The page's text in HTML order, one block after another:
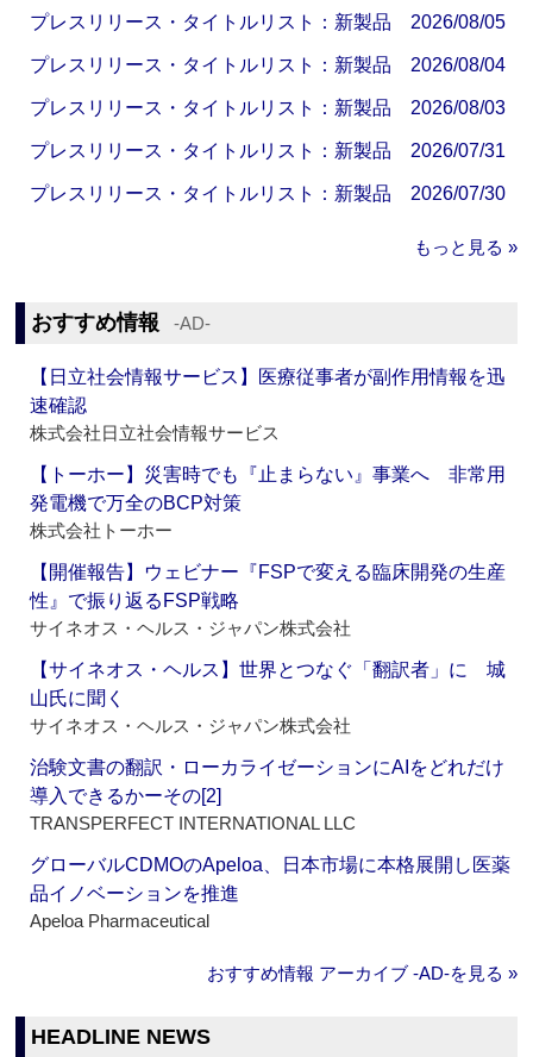
プレスリリース・タイトルリスト：新製品 2026/08/05
プレスリリース・タイトルリスト：新製品 2026/08/04
プレスリリース・タイトルリスト：新製品 2026/08/03
プレスリリース・タイトルリスト：新製品 2026/07/31
プレスリリース・タイトルリスト：新製品 2026/07/30
もっと見る »
おすすめ情報 ‐AD‐
【日立社会情報サービス】医療従事者が副作用情報を迅
速確認
株式会社日立社会情報サービス
【トーホー】災害時でも『止まらない』事業へ 非常用
発電機で万全のBCP対策
株式会社トーホー
【開催報告】ウェビナー『FSPで変える臨床開発の生産
性』で振り返るFSP戦略
サイネオス・ヘルス・ジャパン株式会社
【サイネオス・ヘルス】世界とつなぐ「翻訳者」に 城
山氏に聞く
サイネオス・ヘルス・ジャパン株式会社
治験文書の翻訳・ローカライゼーションにAIをどれだけ
導入できるかーその[2]
TRANSPERFECT INTERNATIONAL LLC
グローバルCDMOのApeloa、日本市場に本格展開し医薬
品イノベーションを推進
Apeloa Pharmaceutical
おすすめ情報 アーカイブ ‐AD‐を見る »
HEADLINE NEWS